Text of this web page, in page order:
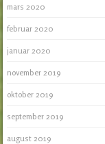
mars 2020
februar 2020
januar 2020
november 2019
oktober 2019
september 2019
august 2019